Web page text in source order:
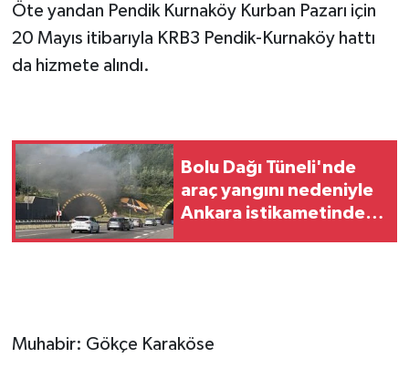
Öte yandan Pendik Kurnaköy Kurban Pazarı için
20 Mayıs itibarıyla KRB3 Pendik-Kurnaköy hattı
da hizmete alındı.
Bolu Dağı Tüneli'nde
araç yangını nedeniyle
Ankara istikametinde
Muhabir: Gökçe Karaköse